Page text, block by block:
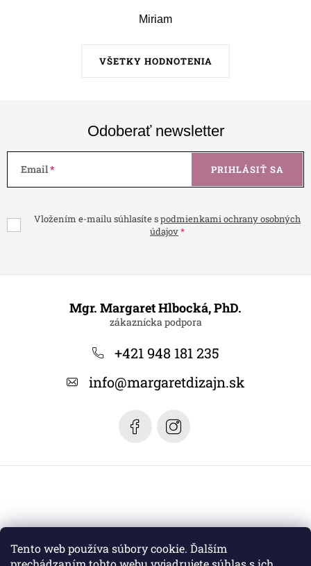
Tento web používa súbory cookie. Ďalším
VŠETKY HODNOTENIA
Miriam
Odoberať newsletter
Email
Vložením e-mailu súhlasíte spodmienkami ochrany osobných
údajov
PRIHLÁSIŤ SA
Mgr. Margaret Hlbocká, PhD.
+421 948 181 235
info@margaretdizajn.sk